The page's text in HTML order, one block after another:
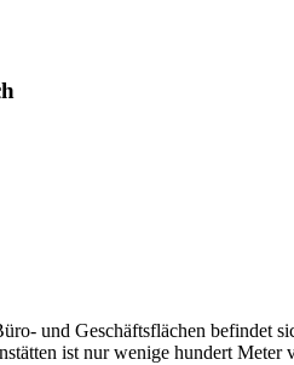
und Geschäftsflächen befindet
ist nur wenige hundert Meter